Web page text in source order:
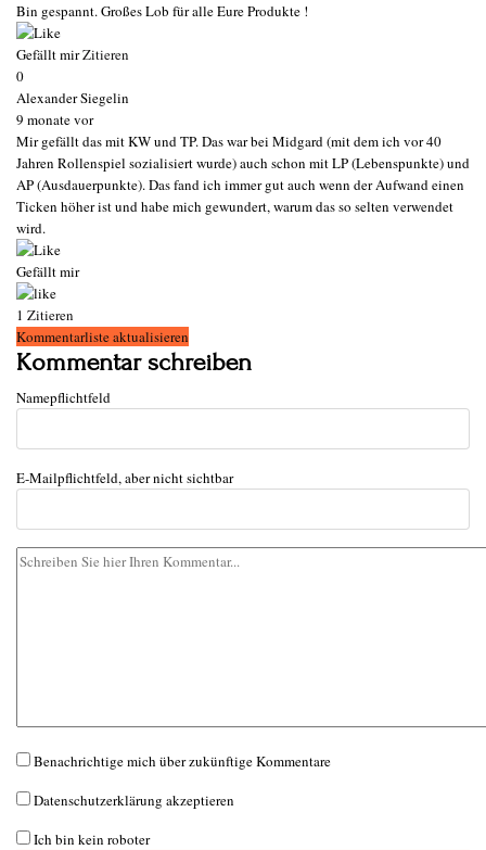
Bin gespannt. Großes Lob für alle Eure Produkte !
Gefällt mirZitieren
0
Alexander Siegelin
9 monate vor
Mir gefällt das mit KW und TP. Das war bei Midgard (mit dem ich vor 40
Jahren Rollenspiel sozialisiert wurde) auch schon mit LP (Lebenspunkte) und
AP (Ausdauerpunkte). Das fand ich immer gut auch wenn der Aufwand einen
Ticken höher ist und habe mich gewundert, warum das so selten verwendet
wird.
Gefällt mir
1 Zitieren
Kommentarliste aktualisieren
Kommentar schreiben
Namepflichtfeld
E-Mailpflichtfeld, aber nicht sichtbar
Benachrichtige mich über zukünftige Kommentare
Datenschutzerklärung akzeptieren
Ich bin kein roboter